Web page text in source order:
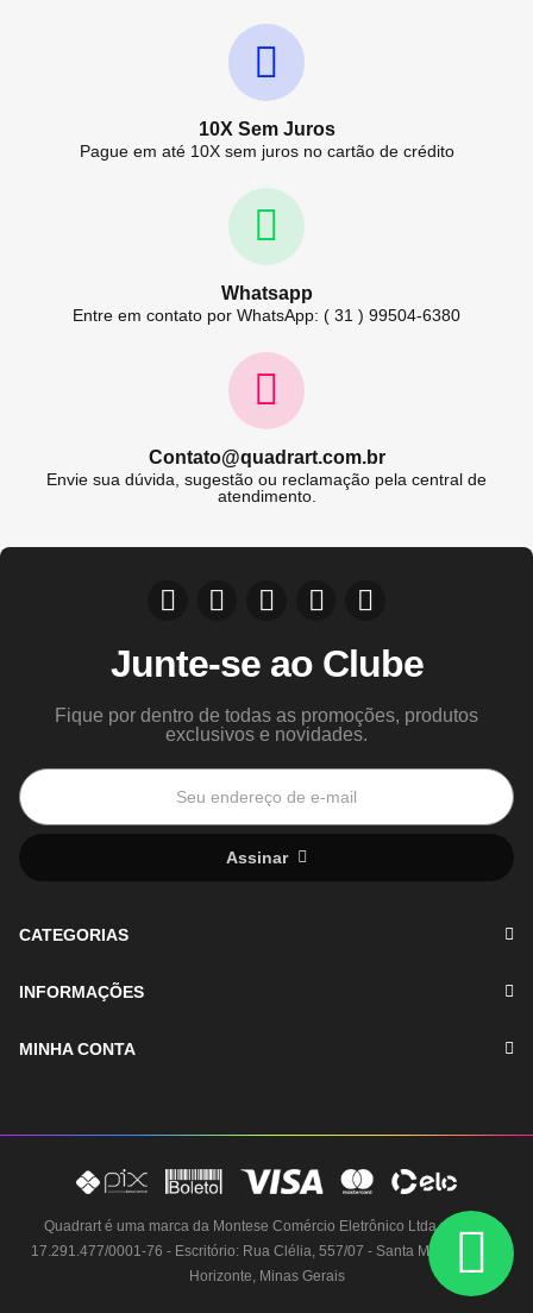
10X Sem Juros
Pague em até 10X sem juros no cartão de crédito
Whatsapp
Entre em contato por WhatsApp: ( 31 ) 99504-6380
Contato@quadrart.com.br
Envie sua dúvida, sugestão ou reclamação pela central de
atendimento.
Junte-se ao Clube
Fique por dentro de todas as promoções, produtos
exclusivos e novidades.
Assinar
CATEGORIAS
INFORMAÇÕES
MINHA CONTA
Quadrart é uma marca da Montese Comércio Eletrônico Ltda - CNPJ:
17.291.477/0001-76 - Escritório: Rua Clélia, 557/07 - Santa Mônica, Belo
Horizonte, Minas Gerais